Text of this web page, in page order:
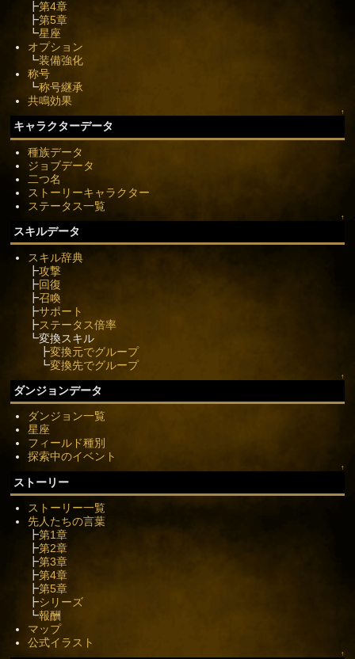
┣第4章
┣第5章
┗星座
オプション
┗装備強化
称号
┗称号継承
共鳴効果
↑
キャラクターデータ
種族データ
ジョブデータ
二つ名
ストーリーキャラクター
ステータス一覧
↑
スキルデータ
スキル辞典
┣攻撃
┣回復
┣召喚
┣サポート
┣ステータス倍率
┗変換スキル
┣変換元でグループ
┗変換先でグループ
↑
ダンジョンデータ
ダンジョン一覧
星座
フィールド種別
探索中のイベント
↑
ストーリー
ストーリー一覧
先人たちの言葉
┣第1章
┣第2章
┣第3章
┣第4章
┣第5章
┣シリーズ
┗報酬
マップ
公式イラスト
↑